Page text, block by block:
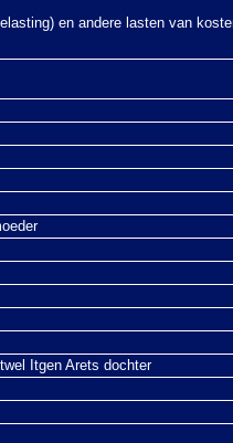
en andere lasten van
Itgen Arets dochter